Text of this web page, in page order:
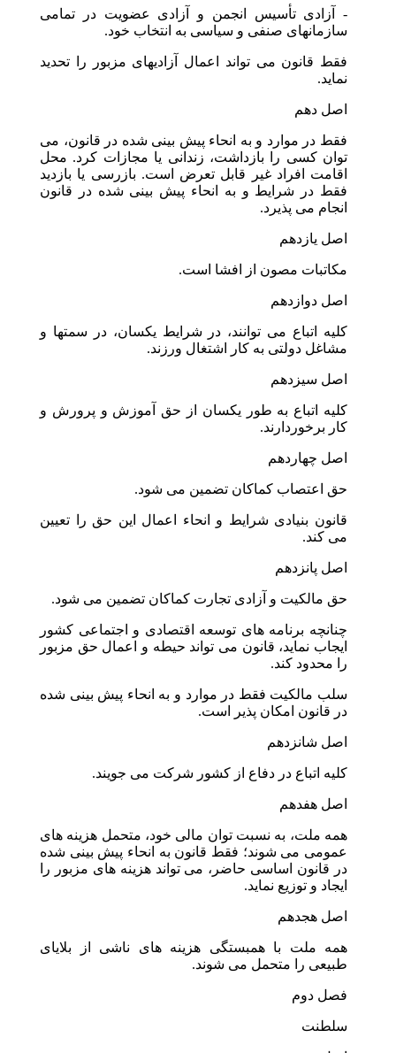
- آزادی تأسیس انجمن و آزادی عضویت در تمامی
سازمانهای صنفی و سیاسی به انتخاب خود.
فقط قانون می تواند اعمال آزادیهای مزبور را تحدید
نماید.
اصل دهم
فقط در موارد و به انحاء پیش بینی شده در قانون، می
توان کسی را بازداشت، زندانی یا مجازات کرد. محل
اقامت افراد غیر قابل تعرض است. بازرسی یا بازدید
فقط در شرایط و به انحاء پیش بینی شده در قانون
انجام می پذیرد.
اصل یازدهم
مکاتبات مصون از افشا است.
اصل دوازدهم
کلیه اتباع می توانند، در شرایط یکسان، در سمتها و
مشاغل دولتی به کار اشتغال ورزند.
اصل سیزدهم
کلیه اتباع به طور یکسان از حق آموزش و پرورش و
کار برخوردارند.
اصل چهاردهم
حق اعتصاب کماکان تضمین می شود.
قانون بنیادی شرایط و انحاء اعمال این حق را تعیین
می کند.
اصل پانزدهم
حق مالکیت و آزادی تجارت کماکان تضمین می شود.
چنانچه برنامه های توسعه اقتصادی و اجتماعی کشور
ایجاب نماید، قانون می تواند حیطه و اعمال حق مزبور
را محدود کند.
سلب مالکیت فقط در موارد و به انحاء پیش بینی شده
در قانون امکان پذیر است.
اصل شانزدهم
کلیه اتباع در دفاع از کشور شرکت می جویند.
اصل هفدهم
همه ملت، به نسبت توان مالی خود، متحمل هزینه های
عمومی می شوند؛ فقط قانون به انحاء پیش بینی شده
در قانون اساسی حاضر، می تواند هزینه های مزبور را
ایجاد و توزیع نماید.
اصل هجدهم
همه ملت با همبستگی هزینه های ناشی از بلایای
طبیعی را متحمل می شوند.
فصل دوم
سلطنت